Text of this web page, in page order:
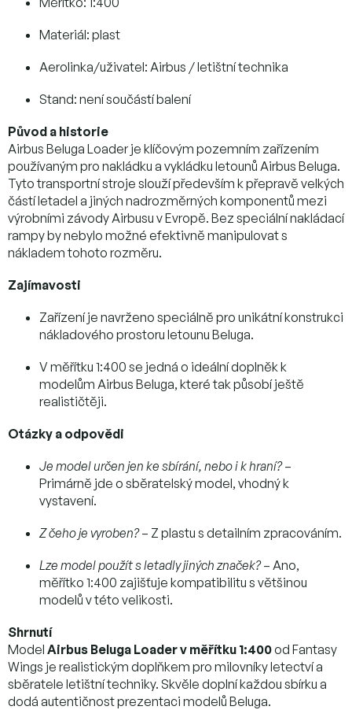
Materiál: plast
Aerolinka/uživatel: Airbus / letištní technika
Stand: není součástí balení
Původ a historie
Airbus Beluga Loader je klíčovým pozemním zařízením
používaným pro nakládku a vykládku letounů Airbus Beluga.
Tyto transportní stroje slouží především k přepravě velkých
částí letadel a jiných nadrozměrných komponentů mezi
výrobními závody Airbusu v Evropě. Bez speciální nakládací
rampy by nebylo možné efektivně manipulovat s
nákladem tohoto rozměru.
Zajímavosti
Zařízení je navrženo speciálně pro unikátní konstrukci
nákladového prostoru letounu Beluga.
V měřítku 1:400 se jedná o ideální doplněk k
modelům Airbus Beluga, které tak působí ještě
realističtěji.
Otázky a odpovědi
Je model určen jen ke sbírání, nebo i k hraní?–
Primárně jde o sběratelský model, vhodný k
vystavení.
Z čeho je vyroben?– Z plastu s detailním zpracováním.
Lze model použít s letadly jiných značek?– Ano,
měřítko 1:400 zajišťuje kompatibilitu s většinou
modelů v této velikosti.
Shrnutí
Model Airbus Beluga Loader v měřítku 1:400od Fantasy
Wings je realistickým doplňkem pro milovníky letectví a
sběratele letištní techniky. Skvěle doplní každou sbírku a
dodá autentičnost prezentaci modelů Beluga.